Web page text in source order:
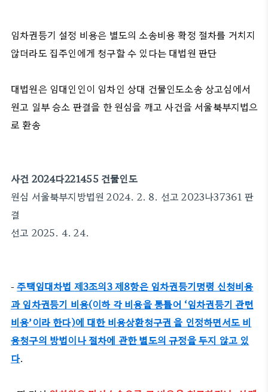
임차권등기 설정 비용은 별도의 소송비용 확정 절차를 거치지
않더라도 집주인에게 청구할 수 있다는 대법원 판단
대법원은 임대인인이 임차인 상대 건물인도소송 상고심에서
원고 일부 승소 판결을 한 원심을 깨고 사건을 서울북부지법으
로 환송
사건 2024다221455 건물인도
원심 서울북부지방법원 2024. 2. 8. 선고 2023나37361 판
결
선고 2025. 4. 24.
-주택임대차법 제3조의3 제8항은 임차권등기명령 신청비용
과 임차권등기 비용(이하 각 비용을 통틀어 ‘임차권등기 관련
비용’이라 한다)에 대한 비용상환청구권 을 인정하면서도 비
용청구의 방법이나 절차에 관한 별도의 규정을 두지 않고 있
다.